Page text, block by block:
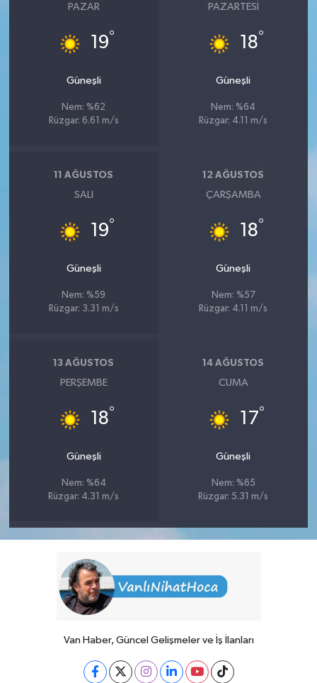
PAZAR
19°
Güneşli
Nem: %62
Rüzgar: 6.61 m/s
PAZARTESI
18°
Güneşli
Nem: %64
Rüzgar: 4.11 m/s
11 AĞUSTOS
SALI
19°
Güneşli
Nem: %59
Rüzgar: 3.31 m/s
12 AĞUSTOS
ÇARŞAMBA
18°
Güneşli
Nem: %57
Rüzgar: 4.11 m/s
13 AĞUSTOS
PERŞEMBE
18°
Güneşli
Nem: %64
Rüzgar: 4.31 m/s
14 AĞUSTOS
CUMA
17°
Güneşli
Nem: %65
Rüzgar: 5.31 m/s
Van Haber, Güncel Gelişmeler ve İş İlanları